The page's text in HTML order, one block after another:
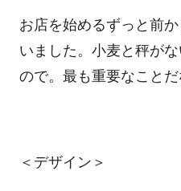
お店を始めるずっと前
いました。小麦と秤が
ので。最も重要なことだ
＜デザイン＞